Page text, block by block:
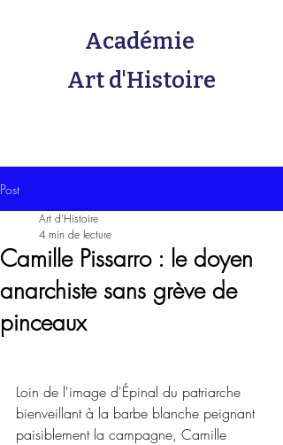
Académie
Art d'Histoire
Post
Camille Pissarro : le doyen
anarchiste sans grève de
pinceaux
Art d'Histoire
4 min de lecture
Loin de l'image d'Épinal du patriarche
bienveillant à la barbe blanche peignant
paisiblement la campagne, Camille